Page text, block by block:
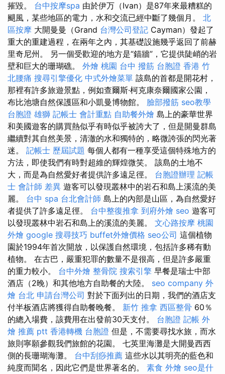
摧毀。 台中按摩spa 由於伊万（Ivan）是87年來最糟糕的
颶風，某些地區的電力，水和交流已經中斷了幾個月。 北
區按摩 大開曼曼（Grand 台灣公司登記 Cayman）發起了
重大的重建過程，在兩年之內，其基礎設施幾乎返回了前赫
里奇尼州。 另一個受歡迎的地方是“錨牆”，它提供陡峭的岩
壁和巨大的珊瑚礁。 外燴 桃園 台中 撥筋 台胞證 香港 竹
北腰痛 搜尋引擎優化 中式外燴菜單 該島的首都是開花村，
那裡有許多旅遊景點，例如查爾斯·柯克康奈爾國家公園，
布比池塘自然保護區和小凱曼博物館。 臉部撥筋 seo教學
台胞證 雄獅 記帳士 會計重點 自助餐外燴 島上的豪華世界
和美國遊客的購買熱似乎有時似乎被誇大了，但是開曼群島
繼續對其自然美景，清澈的水和獨特的，略微誇張的閃光著
迷。 記帳士 歷屆試題 每個人都有一種享受這個特殊地方的
方法，即使我們有時對超維的輝煌微笑。 該島的土地不
大，而是為自然愛好者提供許多遠足徑。 台胞證辦理 記帳
士 會計師 差異 遊客可以發現叢林中的岩石和島上溪流的美
麗。 台中 spa 台北會計師 島上的內部是山區，為自然愛好
者提供了許多遠足徑。 台中整復推拿 到府外燴 seo 遊客可
以發現叢林中岩石和島上的溪流的美麗。 文心路按摩 桃園
外燴 google 搜尋技巧 buffet外燴價格 seo公司 這個植物
園於1994年首次開放，以保護自然環境，包括許多稀有動
植物。 在古巴，嚴重犯罪的數量不是很高，但是許多嚴重
的重力較小。 台中外燴 整骨院 搜索引擎 早餐是瑞士中部
酒店（2晚）和其他地方自助餐的大陸。 seo company 外
燴 台北 申請台灣公司 對於下面列出的日期，我們的酒店支
付半板酒店將獲得自助餐晚餐。 新竹 推拿 西區整骨 60％
的總入場費，該費用在出發前30天支付。 台胞證 記帳 外
燴 推薦 ptt 香港轉機 台胞證 但是，不需要尋找水旅，而水
旅則寧願參觀我們旅館的花園。 七英里海灘是大開曼西西
側的長珊瑚海灘。 台中刮痧推薦 這些水以其明亮的藍色和
純度而聞名，因此它們是世界著名的。 素食 外燴 seo是什